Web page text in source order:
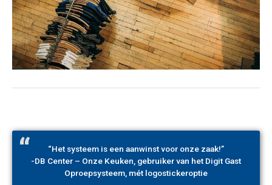
“Het systeem is een aanwinst voor onze zaak!”
-DB Center – Onze Keuken, gebruiker van het Digit Gast
Oproepsysteem, mét logostickeroptie